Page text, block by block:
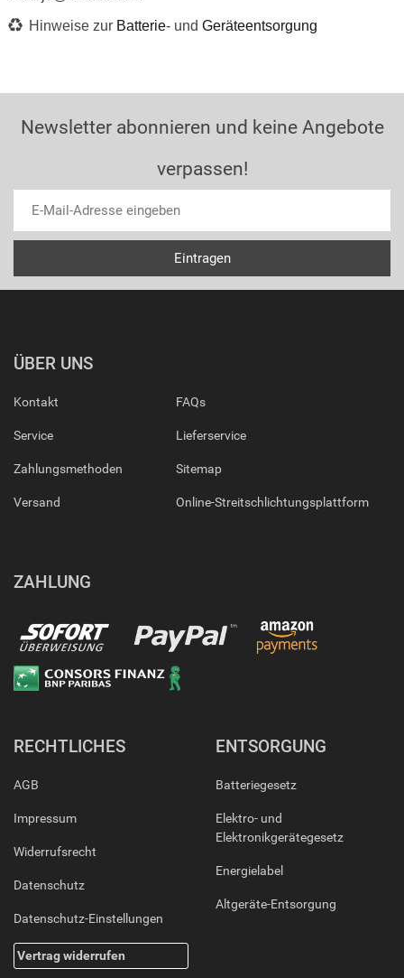
Hinweise zur Batterie- und Geräteentsorgung
Newsletter abonnieren und keine Angebote
verpassen!
ÜBER UNS
Kontakt
Service
Zahlungsmethoden
Versand
FAQs
Lieferservice
Sitemap
Online-Streitschlichtungsplattform
ZAHLUNG
RECHTLICHES
AGB
Impressum
Widerrufsrecht
Datenschutz
Datenschutz-Einstellungen
Vertrag widerrufen
ENTSORGUNG
Batteriegesetz
Elektro- und
Elektronikgerätegesetz
Energielabel
Altgeräte-Entsorgung